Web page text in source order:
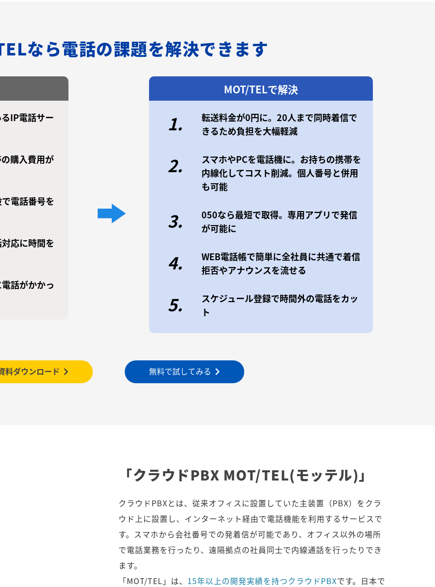
なら電話の課題を解決できます
IP電話サー
購入費用が
電話番号を
応に時間を
話がかかっ
MOT/TELで解決
1.
転送料金が0円に。20人まで同時着信で
きるため負担を大幅軽減
2.
スマホやPCを電話機に。お持ちの携帯を
内線化してコスト削減。個人番号と併用
も可能
3.
050なら最短で取得。専用アプリで発信
が可能に
4.
WEB電話帳で簡単に全社員に共通で着信
拒否やアナウンスを流せる
5.
スケジュール登録で時間外の電話をカッ
ト
無料で試してみる
料ダウンロード
「クラウドPBX MOT/TEL(モッテル)」
クラウドPBXとは、従来オフィスに設置していた主装置（PBX）をクラ
ウド上に設置し、インターネット経由で電話機能を利用するサービスで
す。スマホから会社番号での発着信が可能であり、オフィス以外の場所
で電話業務を行ったり、遠隔拠点の社員同士で内線通話を行ったりでき
ます。
「MOT/TEL」は、 15年以上の開発実績を持つクラウドPBXです。日本で